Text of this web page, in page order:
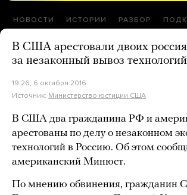
НОВОСТИ ИСТОРИИ РАЗБОР
В США арестовали двоих
за незаконный вывоз технологий
19:26, 6 октября 2016
Источник: Министерство юстиции США
В США два гражданина РФ и
арестованы по делу о незаконном
технологий в Россию. Об этом
американский Минюст.
По мнению обвинения, гражданин